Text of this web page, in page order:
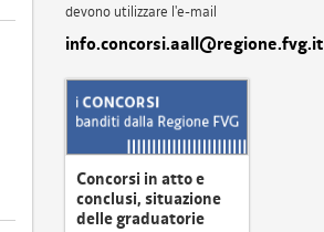
devono utilizzare l'e-mail
info.concorsi.aall@regione.fvg.it
Concorsi in atto e
conclusi, situazione
delle graduatorie